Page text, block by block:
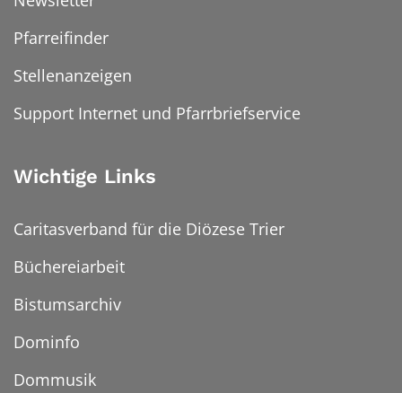
Pfarreifinder
Stellenanzeigen
Support Internet und Pfarrbriefservice
Wichtige Links
Caritasverband für die Diözese Trier
Büchereiarbeit
Bistumsarchiv
Dominfo
Dommusik